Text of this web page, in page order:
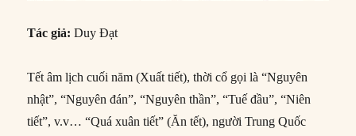
Tác giả: Duy Đạt
Tết âm lịch cuối năm (Xuất tiết), thời cổ gọi là “Nguyên
nhật”, “Nguyên đán”, “Nguyên thần”, “Tuế đầu”, “Niên
tiết”, v.v… “Quá xuân tiết” (Ăn tết), người Trung Quốc